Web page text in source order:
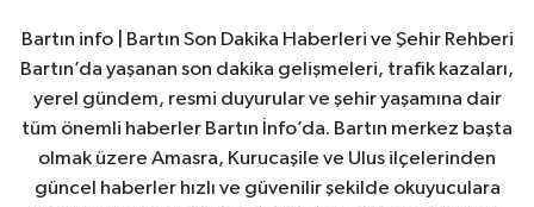
Bartın info | Bartın Son Dakika Haberleri ve Şehir Rehberi
Bartın’da yaşanan son dakika gelişmeleri, trafik kazaları,
yerel gündem, resmi duyurular ve şehir yaşamına dair
tüm önemli haberler Bartın İnfo’da. Bartın merkez başta
olmak üzere Amasra, Kurucaşile ve Ulus ilçelerinden
güncel haberler hızlı ve güvenilir şekilde okuyuculara